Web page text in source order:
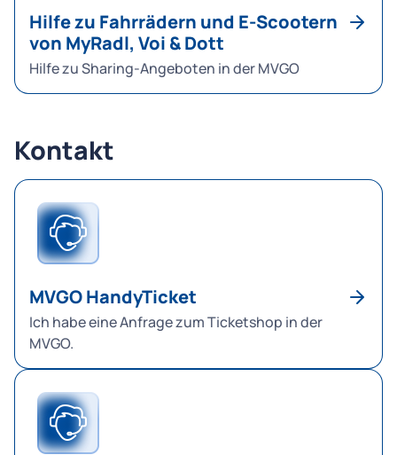
Hilfe zu Fahrrädern und E-Scootern
von MyRadl, Voi & Dott
Hilfe zu Sharing-Angeboten in der MVGO
Kontakt
MVGO HandyTicket
Ich habe eine Anfrage zum Ticketshop in der
MVGO.